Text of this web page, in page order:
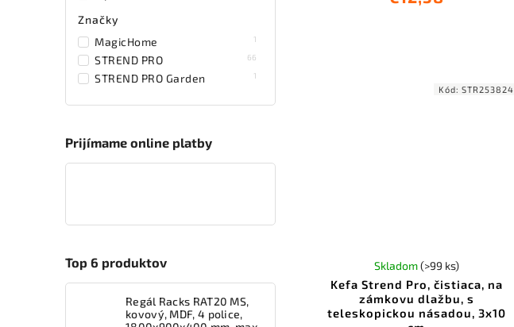
Značky
MagicHome
1
STREND PRO 66
STREND PRO Garden 1
Prijímame online platby
Top 6 produktov
Regál Racks RAT20 MS,
kovový, MDF, 4 police,
Kefa Strend Pro, čistiaca, na
zámkovu dlažbu, s
teleskopickou násadou, 3x10
Skladom(>99 ks)
Kód:STR253824